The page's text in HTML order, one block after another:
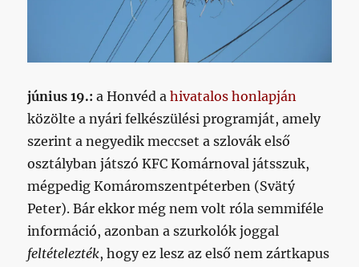
június 19.:a Honvéd ahivatalos honlapján
közölte a nyári felkészülési programját, amely
szerint a negyedik meccset a szlovák első
osztályban játszó KFC Komárnoval játsszuk,
mégpedig Komáromszentpéterben (Svätý
Peter). Bár ekkor még nem volt róla semmiféle
információ, azonban a szurkolók joggal
feltételezték, hogy ez lesz az első nem zártkapus